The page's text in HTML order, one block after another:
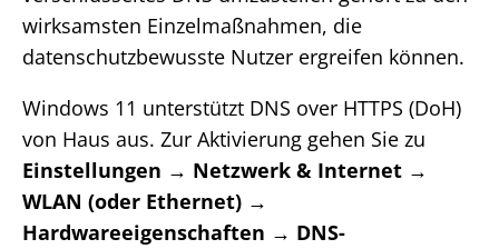
wirksamsten Einzelmaßnahmen, die
datenschutzbewusste Nutzer ergreifen können.
Windows 11 unterstützt DNS over HTTPS (DoH)
von Haus aus. Zur Aktivierung gehen Sie zu
Einstellungen → Netzwerk & Internet →
WLAN (oder Ethernet) →
Hardwareeigenschaften → DNS-